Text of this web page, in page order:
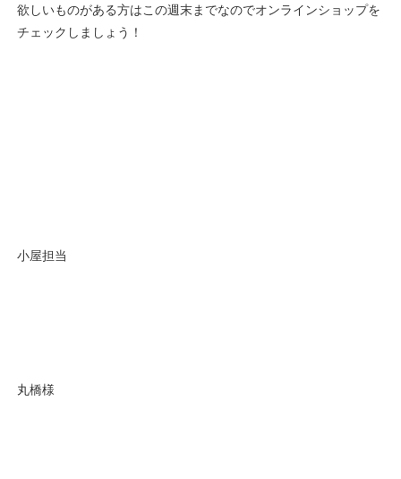
欲しいものがある方はこの週末までなのでオンラインショップを
チェックしましょう！
小屋担当
丸橋様